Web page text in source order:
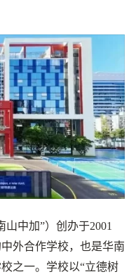
中加”）创办于2001
外合作学校，也是华南
之一。学校以“立德树